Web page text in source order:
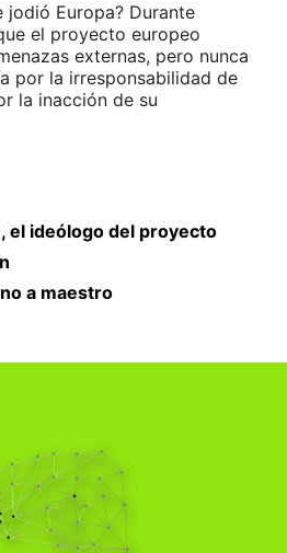
jodió Europa? Durante
el proyecto europeo
externas, pero nunca
por la irresponsabilidad de
la inacción de su
el ideólogo del proyecto
a maestro